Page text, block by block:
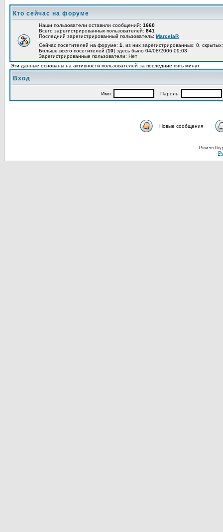
Кто сейчас на форуме
Наши пользователи оставили сообщений: 1660
Всего зарегистрированных пользователей: 841
Последний зарегистрированный пользователь: MarcelaR
Сейчас посетителей на форуме: 1
, из них зарегистрированных: 0,
Больше всего посетителей (10) здесь было 04/08/2006 09:03
Зарегистрированные пользователи: Нет
Эти данные основаны на активности пользователей за последние пять минут
Вход
Имя: Пароль:
Новые сообщения
Powered by